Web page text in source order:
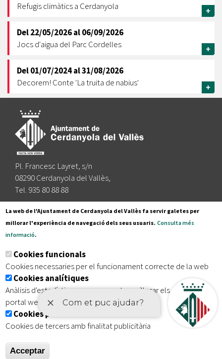
Refugis climàtics a Cerdanyola
+
Del22/05/2026al06/09/2026
Jocs d'aigua del Parc Cordelles
+
Del01/07/2024al31/08/2026
Decorem! Conte 'La truita de nabius'
+
Pl. Francesc Layret, s/n
08290 Cerdanyola del Vallès,
Tel. 935 80 88 88
Segueix-nos a:
Subscriu-te al nostre butlletí
Inici | Avís legal | Protecció de dades Mapa del lloc
| Accessibilitat
La web de l'Ajuntament de Cerdanyola del Vallès fa servir galetes per
millorar l'experiència de navegació dels seus usuaris. Consulta més
informació.
Cookies funcionals
Cookies necessaries per el funcionament correcte de la web
Cookies analítiques
Anàlisis d'estadístiques que permeten millorar els serveis del
portal web
Cookies publicitàries
Cookies de tercers amb finalitat publicitària
Acceptar